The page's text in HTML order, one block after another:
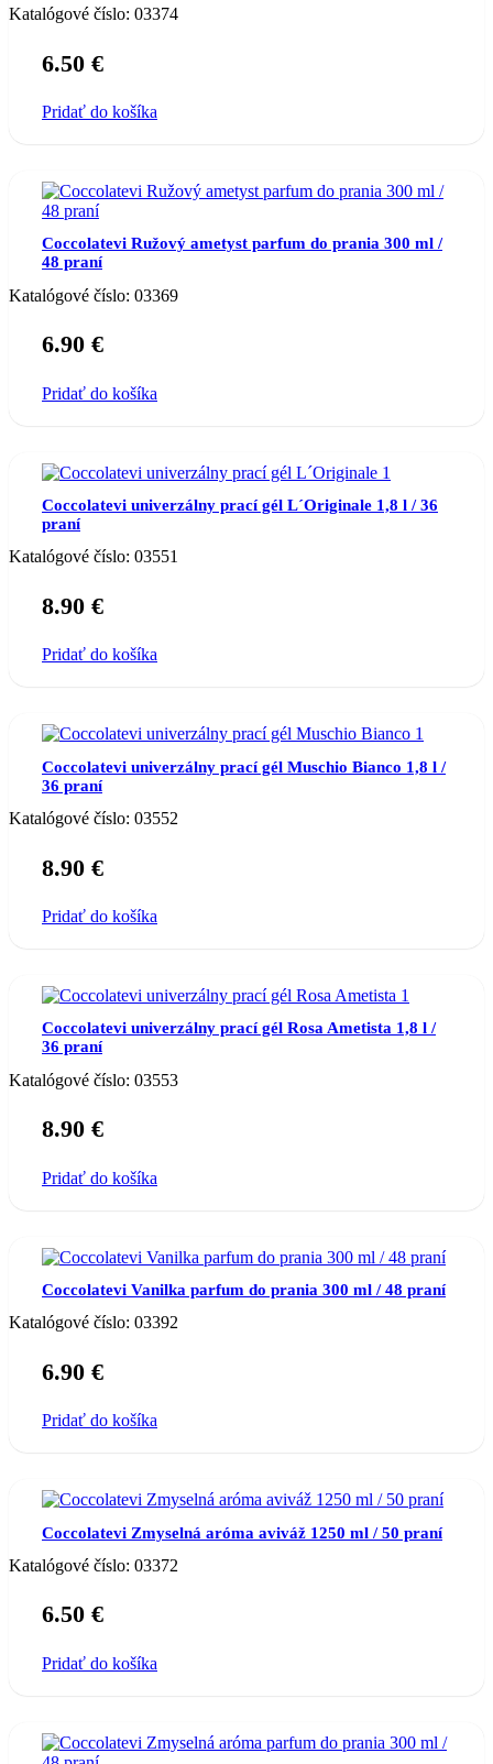
Katalógové číslo: 03374
6.50 €
Pridať do košíka
Coccolatevi Ružový ametyst parfum do prania 300 ml /
48 praní
Katalógové číslo: 03369
6.90 €
Pridať do košíka
Coccolatevi univerzálny prací gél L´Originale 1,8 l / 36
praní
Katalógové číslo: 03551
8.90 €
Pridať do košíka
Coccolatevi univerzálny prací gél Muschio Bianco 1,8 l /
36 praní
Katalógové číslo: 03552
8.90 €
Pridať do košíka
Coccolatevi univerzálny prací gél Rosa Ametista 1,8 l /
36 praní
Katalógové číslo: 03553
8.90 €
Pridať do košíka
Coccolatevi Vanilka parfum do prania 300 ml / 48 praní
Katalógové číslo: 03392
6.90 €
Pridať do košíka
Coccolatevi Zmyselná aróma aviváž 1250 ml / 50 praní
Katalógové číslo: 03372
6.50 €
Pridať do košíka